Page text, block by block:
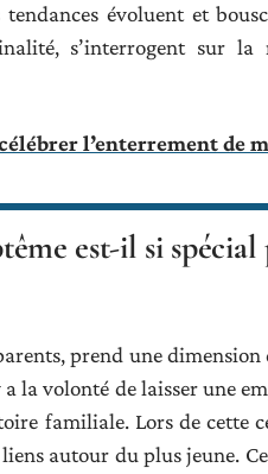
évoluent et
s’interrogent sur la
l’enterrement de
est-il si spécial
prend une
la volonté de laisser une
familiale. Lors de cette
autour du plus jeune.